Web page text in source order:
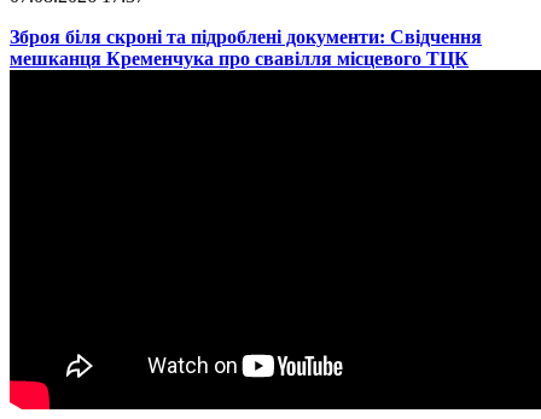
​Зброя біля скроні та підроблені документи: Свідчення
мешканця Кременчука про свавілля місцевого ТЦК